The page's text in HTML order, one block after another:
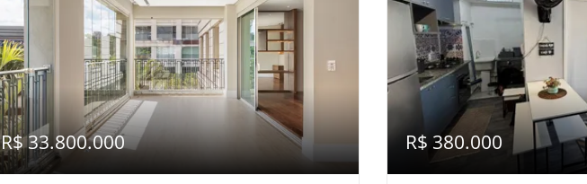
R$ 33.800.000 R$ 380.000